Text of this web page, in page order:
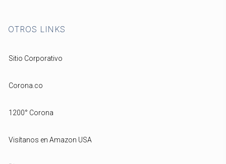
OTROS LINKS
Sitio Corporativo
Corona.co
1200° Corona
Visítanos en Amazon USA